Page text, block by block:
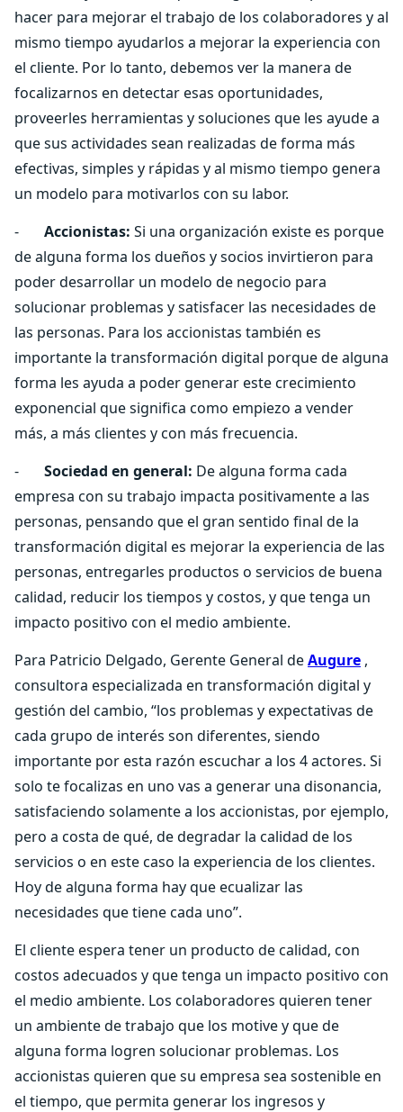
hacer para mejorar el trabajo de los colaboradores y al
mismo tiempo ayudarlos a mejorar la experiencia con
el cliente. Por lo tanto, debemos ver la manera de
focalizarnos en detectar esas oportunidades,
proveerles herramientas y soluciones que les ayude a
que sus actividades sean realizadas de forma más
efectivas, simples y rápidas y al mismo tiempo genera
un modelo para motivarlos con su labor.
- Accionistas: Si una organización existe es porque
de alguna forma los dueños y socios invirtieron para
poder desarrollar un modelo de negocio para
solucionar problemas y satisfacer las necesidades de
las personas. Para los accionistas también es
importante la transformación digital porque de alguna
forma les ayuda a poder generar este crecimiento
exponencial que significa como empiezo a vender
más, a más clientes y con más frecuencia.
- Sociedad en general: De alguna forma cada
empresa con su trabajo impacta positivamente a las
personas, pensando que el gran sentido final de la
transformación digital es mejorar la experiencia de las
personas, entregarles productos o servicios de buena
calidad, reducir los tiempos y costos, y que tenga un
impacto positivo con el medio ambiente.
Para Patricio Delgado, Gerente General deAugure ,
consultora especializada en transformación digital y
gestión del cambio, “los problemas y expectativas de
cada grupo de interés son diferentes, siendo
importante por esta razón escuchar a los 4 actores. Si
solo te focalizas en uno vas a generar una disonancia,
satisfaciendo solamente a los accionistas, por ejemplo,
pero a costa de qué, de degradar la calidad de los
servicios o en este caso la experiencia de los clientes.
Hoy de alguna forma hay que ecualizar las
necesidades que tiene cada uno”.
El cliente espera tener un producto de calidad, con
costos adecuados y que tenga un impacto positivo con
el medio ambiente. Los colaboradores quieren tener
un ambiente de trabajo que los motive y que de
alguna forma logren solucionar problemas. Los
accionistas quieren que su empresa sea sostenible en
el tiempo, que permita generar los ingresos y